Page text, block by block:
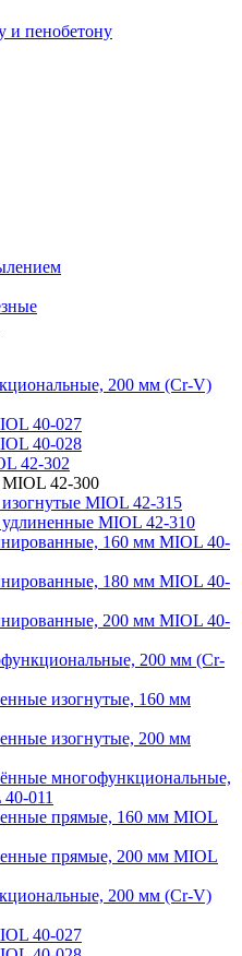
и пенобетону
200 мм (Cr-V)
40-027
40-028
42-302
42-300
MIOL 42-315
MIOL 42-310
160 мм MIOL 40-
180 мм MIOL 40-
200 мм MIOL 40-
200 мм (Cr-
изогнутые, 160 мм
изогнутые, 200 мм
многофункциональные,
011
прямые, 160 мм MIOL
прямые, 200 мм MIOL
200 мм (Cr-V)
40-027